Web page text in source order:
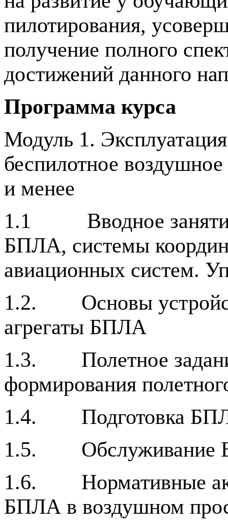
пилотирования,
получение полного
достижений данного
Программа курса
Модуль 1.
беспилотное
и менее
1.1 Вводное
БПЛА, системы
авиационных систем.
1.2. Основы
агрегаты БПЛА
1.3. Полетное
формирования
1.4. Подготовка
1.5. Обслуживание
1.6. Нормативные
БПЛА в воздушном